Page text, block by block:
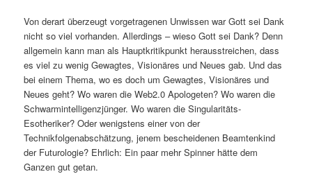
Von derart überzeugt vorgetragenen Unwissen war Gott sei Dank
nicht so viel vorhanden. Allerdings – wieso Gott sei Dank? Denn
allgemein kann man als Hauptkritikpunkt herausstreichen, dass
es viel zu wenig Gewagtes, Visionäres und Neues gab. Und das
bei einem Thema, wo es doch um Gewagtes, Visionäres und
Neues geht? Wo waren die Web2.0 Apologeten? Wo waren die
Schwarmintelligenzjünger. Wo waren die Singularitäts-
Esotheriker? Oder wenigstens einer von der
Technikfolgenabschätzung, jenem bescheidenen Beamtenkind
der Futurologie? Ehrlich: Ein paar mehr Spinner hätte dem
Ganzen gut getan.